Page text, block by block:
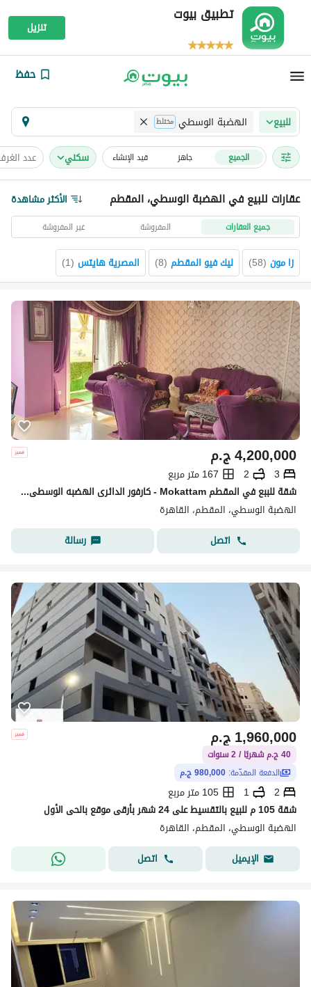
تطبيق بيوت
تنزيل
حفظ
للبيع الهضبة الوسطي مختلط
الجميع جاهز قيد الإنشاء سكني عدد
عقارات للبيع في الهضبة الوسطي، المقطم الأكثر مشاهدة
جميع العقارات المفروشة غير المفروشة
زا مون (
58
) ليك فيو المقطم (
8
) المصرية هايتس (
1
)
ج.م4,200,000
3
2
167 متر مربع
شقة للببع في المقطم Mokattam - كارفور الدائرى الهضبه الوسطى -من المالك
الهضبة الوسطي، المقطم، القاهرة
اتصل
رسالة
ج.م1,960,000
40 ج.م شهريًا / 2 سنوات
الدفعة المقدّمة: 980,000 ج.م
2
1
105 متر مربع
شقة 105 م للبيع بالتقسيط على 24 شهر بأرقى موقع بالحى الأول
الهضبة الوسطي، المقطم، القاهرة
الإيميل
اتصل